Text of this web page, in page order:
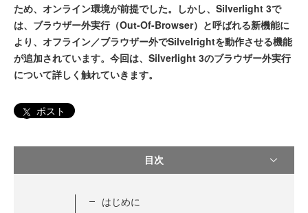
ため、オンライン環境が前提でした。しかし、Silverlight 3で
は、ブラウザー外実行（Out-Of-Browser）と呼ばれる新機能に
より、オフライン／ブラウザー外でSilvelrightを動作させる機能
が追加されています。今回は、Silverlight 3のブラウザー外実行
について詳しく触れていきます。
ポスト
目次
はじめに